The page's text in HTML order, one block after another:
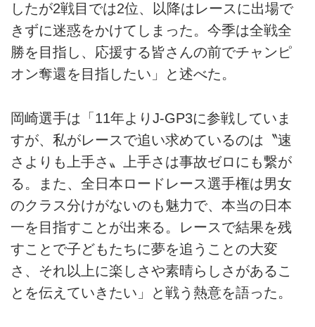
したが2戦目では2位、以降はレースに出場で
きずに迷惑をかけてしまった。今季は全戦全
勝を目指し、応援する皆さんの前でチャンピ
オン奪還を目指したい」と述べた。
岡崎選手は「11年よりJ-GP3に参戦していま
すが、私がレースで追い求めているのは〝速
さよりも上手さ〟上手さは事故ゼロにも繋が
る。また、全日本ロードレース選手権は男女
のクラス分けがないのも魅力で、本当の日本
一を目指すことが出来る。レースで結果を残
すことで子どもたちに夢を追うことの大変
さ、それ以上に楽しさや素晴らしさがあるこ
とを伝えていきたい」と戦う熱意を語った。